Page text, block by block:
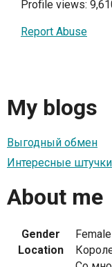
Profile views:
Report Abuse
My blogs
Выгодный обмен
Интересные штучки
About me
Gender
Female
Location